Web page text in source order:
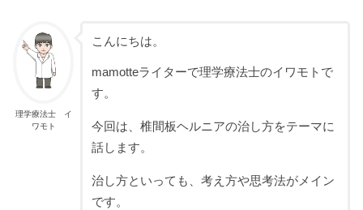
理学療法士 イ
ワモト
こんにちは。
mamotteライターで理学療法士のイワモトで
す。
今回は、椎間板ヘルニアの治し方をテーマに
話します。
治し方といっても、考え方や思考法がメイン
です。